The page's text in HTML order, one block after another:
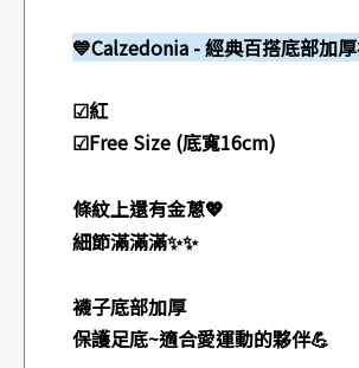
💙Calzedonia - 經典百搭底部加
☑紅
☑Free Size (底寬16cm)
條紋上還有金蔥💖
細節滿滿滿✨✨
襪子底部加厚
保護足底~適合愛運動的夥伴💪